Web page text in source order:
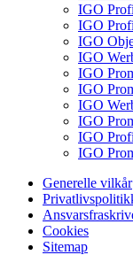
IGO
IGO
IGO
IGO
IGO
IGO
IGO
IGO
IGO
IGO
Generelle vilkår
Cookies
Sitemap